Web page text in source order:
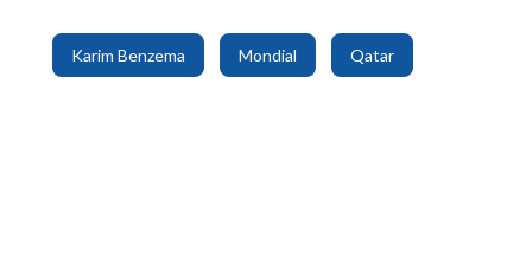
Karim Benzema
,
Mondial
,
Qatar